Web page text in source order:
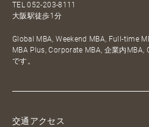
TEL052-203-8111
大阪駅徒歩1分
Global MBA, Weekend MBA, Full-time
MBA Plus, Corporate MBA, 企業内MBA,
です。
交通アクセス